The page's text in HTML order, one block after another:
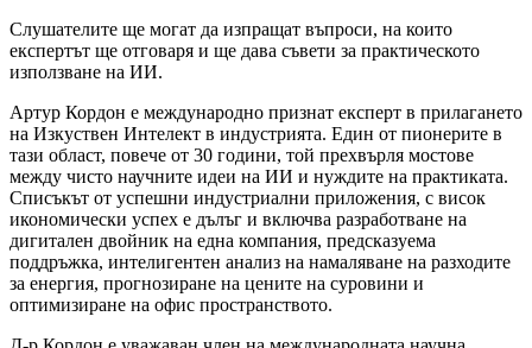
Слушателите ще могат да изпращат въпроси, на които
експертът ще отговаря и ще дава съвети за практическото
използване на ИИ.
Артур Кордон е международно признат експерт в прилагането
на Изкуствен Интелект в индустрията. Един от пионерите в
тази област, повече от 30 години, той прехвърля мостове
между чисто научните идеи на ИИ и нуждите на практиката.
Списъкът от успешни индустриални приложения, с висок
икономически успех е дълъг и включва разработване на
дигитален двойник на една компания, предсказуема
поддръжка, интелигентен анализ на намаляване на разходите
за енергия, прогнозиране на цените на суровини и
оптимизиране на офис пространството.